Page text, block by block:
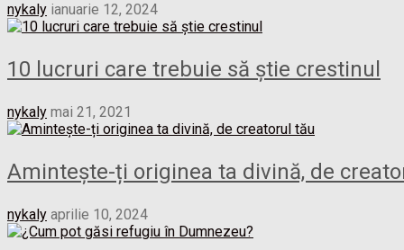
nykaly ianuarie 12, 2024
10 lucruri care trebuie să știe crestinul
nykaly mai 21, 2021
Amintește-ți originea ta divină, de
nykaly aprilie 10, 2024